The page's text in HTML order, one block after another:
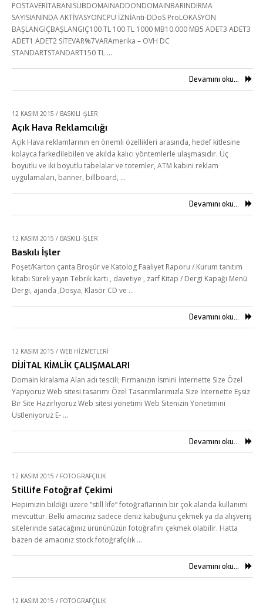
Fikir Proje Ajans
Kurumsal
POSTAVERİTABANISUBDOMAINADDONDOMAINBARINDIRMA
SAYISIANINDA AKTİVASYONCPU İZNİAnti-DDoS ProLOKASYON
BAŞLANGIÇBAŞLANGIÇ100 TL 100 TL 1000 MB10.000 MB5 ADET3 ADET3
ADET1 ADET2 SİTEVAR%7VARAmerika – OVH DC
STANDARTSTANDART150 TL …
Devamını oku...
12 KASIM 2015 / BASKILI İŞLER
Açık Hava Reklamcılığı
Açık Hava reklamlarının en önemli özellikleri arasında, hedef kitlesine
kolayca farkedilebilen ve akılda kalıcı yöntemlerle ulaşmasıdır. Üç
boyutlu ve iki boyutlu tabelalar ve totemler, ATM kabini reklam
uygulamaları, banner, billboard, …
Devamını oku...
12 KASIM 2015 / BASKILI İŞLER
Baskılı İşler
Poşet/Karton çanta Broşür ve Katolog Faaliyet Raporu / Kurum tanıtım
kitabı Süreli yayın Tebrik kartı , davetiye , zarf Kitap / Dergi Kapağı Menü
Dergi, ajanda ,Dosya, Klasör CD ve …
Devamını oku...
12 KASIM 2015 / WEB HIZMETLERI
DİJİTAL KİMLİK ÇALIŞMALARI
Domain kiralama Alan adı tescili; Firmanızın İsmini İnternette Size Özel
Yapıyoruz Web sitesi tasarımı Özel Tasarımlarımızla Size İnternette Eşsiz
Bir Site Hazırlıyoruz Web sitesi yönetimi Web Sitenizin Yönetimini
Üstleniyoruz E- …
Devamını oku...
12 KASIM 2015 / FOTOGRAFÇILIK
Stillife Fotoğraf Çekimi
Hepimizin bildiği üzere “still life” fotoğraflarının bir çok alanda kullanımı
mevcuttur. Belki amacınız sadece deniz kabuğunu çekmek ya da alışveriş
sitelerinde satacağınız ürününüzün fotoğrafını çekmek olabilir. Hatta
bazen de amacınız stock fotoğrafçılık …
Devamını oku...
12 KASIM 2015 / FOTOGRAFÇILIK